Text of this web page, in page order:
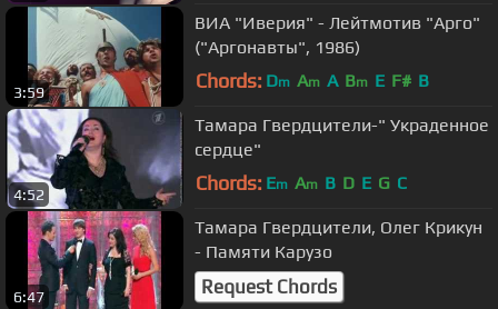
3:59
ВИА "Иверия" - Лейтмотив "Арго"
("Аргонавты", 1986)
Chords: Dm Am A Bm E F# B
4:52
Тамара Гвердцители-" Украденное
сердце"
Chords: Em Am B D E G C
6:47
Тамара Гвердцители, Олег Крикун
- Памяти Карузо
Request Chords